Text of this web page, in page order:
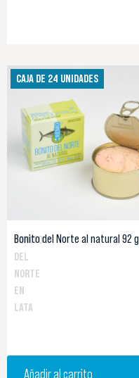
CAJA DE 24 UNIDADES
BONITO
DEL
NORTE
EN
LATA
Bonito del Norte al natural 92 g
Añadir al carrito